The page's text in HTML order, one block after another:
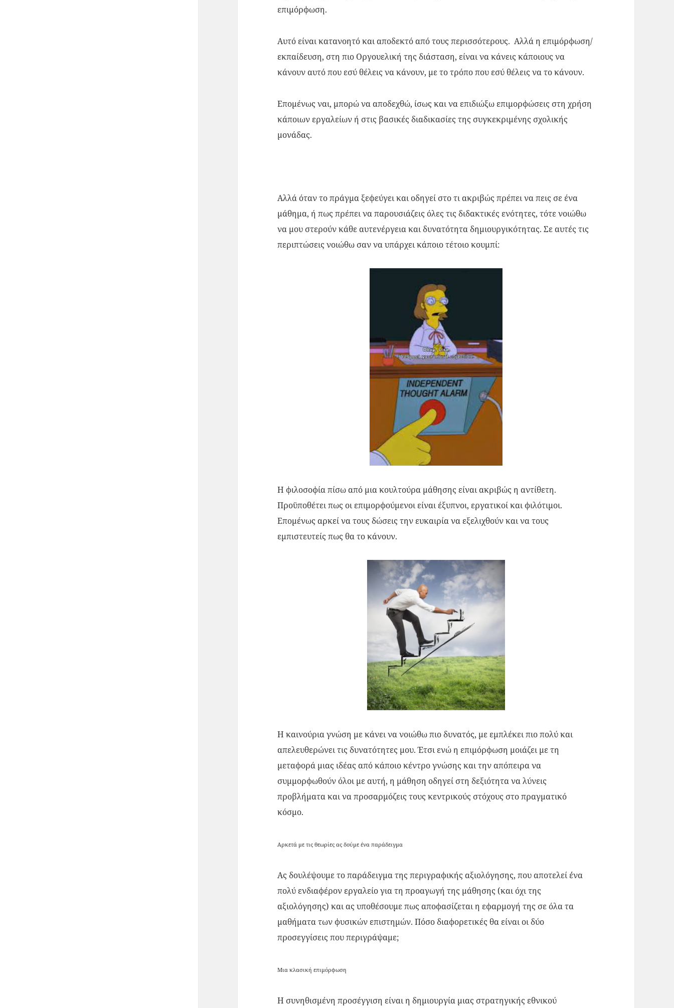
επιμόρφωση.
Αυτό είναι κατανοητό και αποδεκτό από τους περισσότερους. Αλλά η επιμόρφωση/
εκπαίδευση, στη πιο Οργουελική της διάσταση, είναι να κάνεις κάποιους να
κάνουν αυτό που εσύ θέλεις να κάνουν, με το τρόπο που εσύ θέλεις να το κάνουν.
Επομένως ναι, μπορώ να αποδεχθώ, ίσως και να επιδιώξω επιμορφώσεις στη χρήση
κάποιων εργαλείων ή στις βασικές διαδικασίες της συγκεκριμένης σχολικής
μονάδας.
Αλλά όταν το πράγμα ξεφεύγει και οδηγεί στο τι ακριβώς πρέπει να πεις σε ένα
μάθημα, ή πως πρέπει να παρουσιάζεις όλες τις διδακτικές ενότητες, τότε νοιώθω
να μου στερούν κάθε αυτενέργεια και δυνατότητα δημιουργικότητας.Σε αυτές τις
περιπτώσεις νοιώθω σαν να υπάρχει κάποιο τέτοιο κουμπί:
Η φιλοσοφία πίσω από μια κουλτούρα μάθησης είναι ακριβώς η αντίθετη.
Προϋποθέτει πως οι επιμορφούμενοι είναι έξυπνοι, εργατικοί και φιλότιμοι.
Επομένως αρκεί να τους δώσεις την ευκαιρία να εξελιχθούν και να τους
εμπιστευτείς πως θα το κάνουν.
Η καινούρια γνώση με κάνει να νοιώθω πιο δυνατός, με εμπλέκει πιο πολύ και
απελευθερώνει τις δυνατότητες μου. Έτσι ενώ η επιμόρφωση μοιάζει με τη
μεταφορά μιας ιδέας από κάποιο κέντρο γνώσης και την απόπειρα να
συμμορφωθούν όλοι με αυτή, η μάθηση οδηγεί στη δεξιότητα να λύνεις
προβλήματα και να προσαρμόζεις τους κεντρικούς στόχους στο πραγματικό
κόσμο.
Αρκετά με τις θεωρίες ας δούμε ένα παράδειγμα
Ας δουλέψουμε το παράδειγμα της περιγραφικής αξιολόγησης, που αποτελεί ΄ένα
πολύ ενδιαφέρον εργαλείο για τη προαγωγή της μάθησης (και όχι της
αξιολόγησης) και ας υποθέσουμε πως αποφασίζεται η εφαρμογή της σε όλα τα
μαθήματα των φυσικών επιστημών. Πόσο διαφορετικές θα είναι οι δύο
προσεγγίσεις που περιγράψαμε;
Μια κλασική επιμόρφωση
Η συνηθισμένη προσέγγιση είναι η δημιουργία μιας στρατηγικής εθνικού